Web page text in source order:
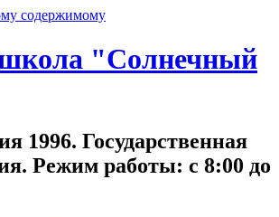
содержимому
"Солнечный
1996. Государственная
Режим работы: с 8:00 до